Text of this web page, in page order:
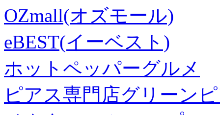
OZmall(オズモール)
eBEST(イーベスト)
ホットペッパーグルメ
ピアス専門店グリーン